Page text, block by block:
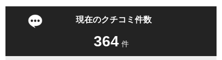
現在のクチコミ件数
364 件